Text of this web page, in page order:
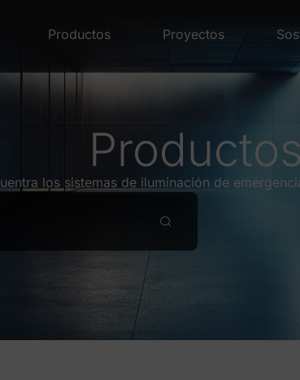
Productos Proyectos
Productos
los sistemas de iluminación de